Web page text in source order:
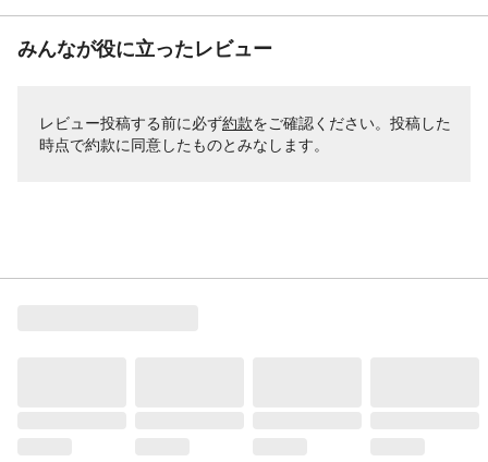
みんなが役に立ったレビュー
レビュー投稿する前に必ず約款をご確認ください。投稿した
時点で約款に同意したものとみなします。